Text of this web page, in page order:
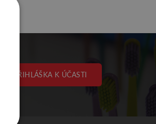
PŘIHLÁŠKA K ÚČASTI